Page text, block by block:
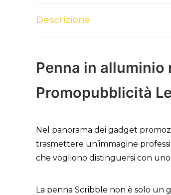
Descrizione
Penna in
Promopubblicità
Nel panorama dei gadget
trasmettere un’immagine
che vogliono distinguersi con
La penna Scribble non è solo un